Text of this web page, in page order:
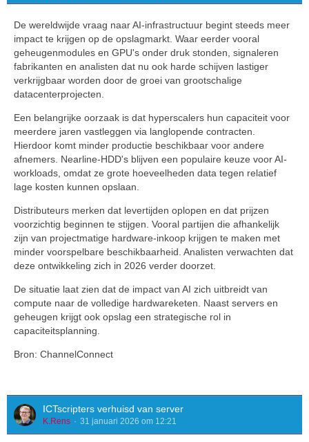
De wereldwijde vraag naar AI-infrastructuur begint steeds meer
impact te krijgen op de opslagmarkt. Waar eerder vooral
geheugenmodules en GPU's onder druk stonden, signaleren
fabrikanten en analisten dat nu ook harde schijven lastiger
verkrijgbaar worden door de groei van grootschalige
datacenterprojecten.
Een belangrijke oorzaak is dat hyperscalers hun capaciteit voor
meerdere jaren vastleggen via langlopende contracten.
Hierdoor komt minder productie beschikbaar voor andere
afnemers. Nearline-HDD's blijven een populaire keuze voor AI-
workloads, omdat ze grote hoeveelheden data tegen relatief
lage kosten kunnen opslaan.
Distributeurs merken dat levertijden oplopen en dat prijzen
voorzichtig beginnen te stijgen. Vooral partijen die afhankelijk
zijn van projectmatige hardware-inkoop krijgen te maken met
minder voorspelbare beschikbaarheid. Analisten verwachten dat
deze ontwikkeling zich in 2026 verder doorzet.
De situatie laat zien dat de impact van AI zich uitbreidt van
compute naar de volledige hardwareketen. Naast servers en
geheugen krijgt ook opslag een strategische rol in
capaciteitsplanning.
Bron: ChannelConnect
ICTscripters verhuisd van server
K.Rens 31 januari 2026 om 12:21